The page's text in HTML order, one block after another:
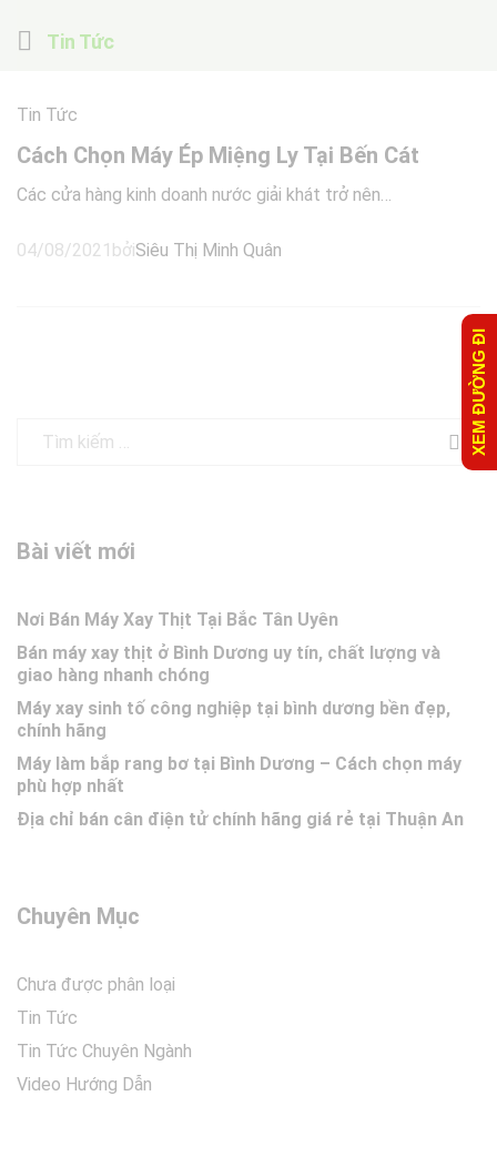
Tin Tức
Tin Tức
Cách Chọn Máy Ép Miệng Ly Tại Bến Cát
Các cửa hàng kinh doanh nước giải khát trở nên…
04/08/2021 bởiSiêu Thị Minh Quân
Bài viết mới
Nơi Bán Máy Xay Thịt Tại Bắc Tân Uyên
Bán máy xay thịt ở Bình Dương uy tín, chất lượng và
giao hàng nhanh chóng
Máy xay sinh tố công nghiệp tại bình dương bền đẹp,
chính hãng
Máy làm bắp rang bơ tại Bình Dương – Cách chọn máy
phù hợp nhất
Địa chỉ bán cân điện tử chính hãng giá rẻ tại Thuận An
Chuyên Mục
Chưa được phân loại
Tin Tức
Tin Tức Chuyên Ngành
Video Hướng Dẫn
XEM ĐƯỜNG ĐI